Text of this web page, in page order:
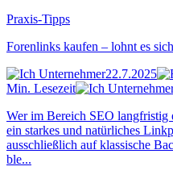
Praxis-Tipps
Forenlinks kaufen – lohnt es
22.7.2025
Min. Lesezeit
Wer im Bereich SEO langfristig
ein starkes und natürliches
ausschließlich auf klassische
ble...